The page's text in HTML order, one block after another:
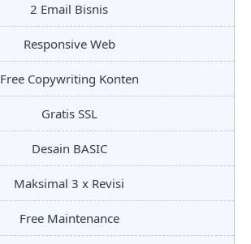
2 Email Bisnis
Responsive Web
Free Copywriting Konten
Gratis SSL
Desain BASIC
Maksimal 3 x Revisi
Free Maintenance